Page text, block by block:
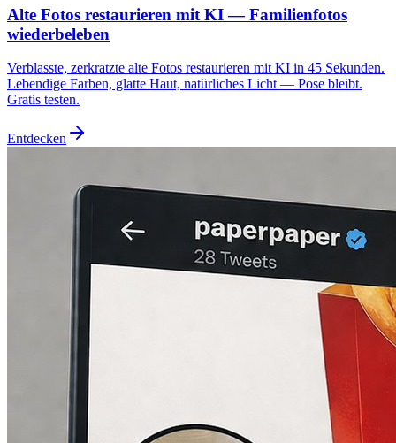
Alte Fotos restaurieren mit KI — Familienfotos
wiederbeleben
Verblasste, zerkratzte alte Fotos restaurieren mit KI in 45 Sekunden.
Lebendige Farben, glatte Haut, natürliches Licht — Pose bleibt.
Gratis testen.
Entdecken